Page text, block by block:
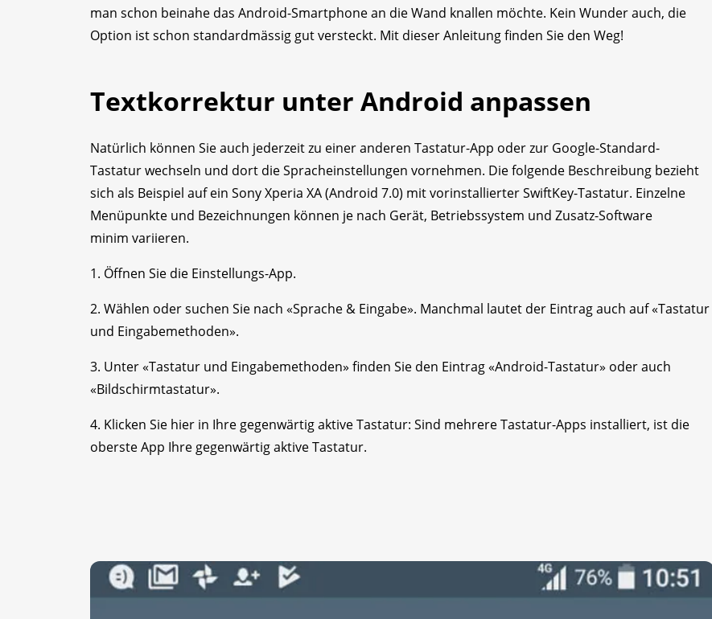
man schon beinahe das Android-Smartphone an die Wand knallen möchte. Kein Wunder auch, die
Option ist schon standardmässig gut versteckt. Mit dieser Anleitung finden Sie den Weg!
Textkorrektur unter Android anpassen
Natürlich können Sie auch jederzeit zu einer anderen Tastatur-App oder zur Google-Standard-
Tastatur wechseln und dort die Spracheinstellungen vornehmen. Die folgende Beschreibung bezieht
sich als Beispiel auf ein Sony Xperia XA (Android 7.0) mit vorinstallierter SwiftKey-Tastatur. Einzelne
Menüpunkte und Bezeichnungen können je nach Gerät, Betriebssystem und Zusatz-Software
minim variieren.
1. Öffnen Sie die Einstellungs-App.
2. Wählen oder suchen Sie nach «Sprache & Eingabe». Manchmal lautet der Eintrag auch auf «Tastatur
und Eingabemethoden».
3. Unter «Tastatur und Eingabemethoden» finden Sie den Eintrag «Android-Tastatur» oder auch
«Bildschirmtastatur».
4. Klicken Sie hier in Ihre gegenwärtig aktive Tastatur: Sind mehrere Tastatur-Apps installiert, ist die
oberste App Ihre gegenwärtig aktive Tastatur.